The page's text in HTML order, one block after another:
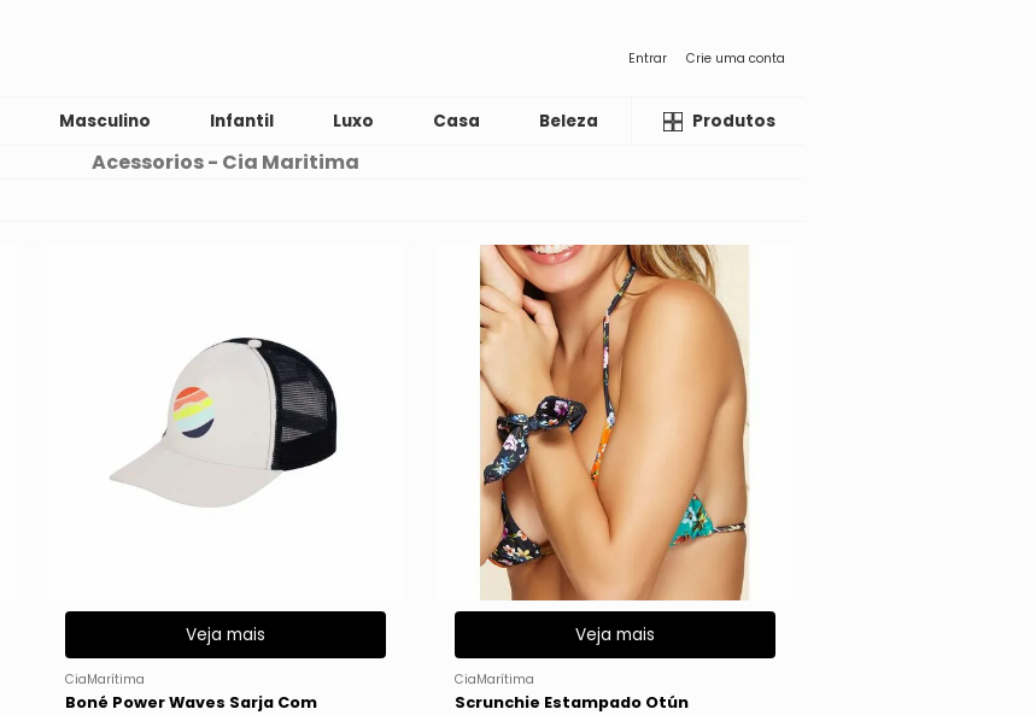
Entrar Crie uma conta
Masculino Infantil Luxo Casa Beleza LiquidaProdutos
Acessorios - Cia Maritima
Veja mais
CiaMarítima
Boné Power Waves Sarja Com
Veja mais
CiaMarítima
Scrunchie Estampado Otún